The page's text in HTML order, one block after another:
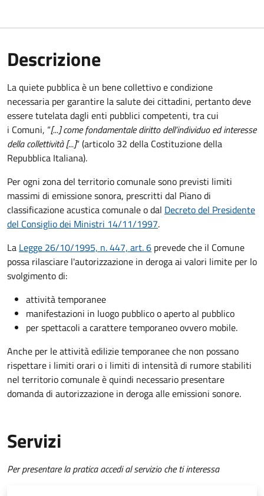
Descrizione
La quiete pubblica è un bene collettivo e condizione
necessaria per garantire la salute dei cittadini, pertanto deve
essere tutelata dagli enti pubblici competenti, tra cui
i Comuni, “[...] come fondamentale diritto dell’individuo ed interesse
della collettività [...]“ (articolo 32 della Costituzione della
Repubblica Italiana).
Per ogni zona del territorio comunale sono previsti limiti
massimi di emissione sonora, prescritti dal Piano di
classificazione acustica comunale o dal Decreto del Presidente
del Consiglio dei Ministri 14/11/1997.
La Legge 26/10/1995, n. 447, art. 6 prevede che il Comune
possa rilasciare l'autorizzazione in deroga ai valori limite per lo
svolgimento di:
attività temporanee
manifestazioni in luogo pubblico o aperto al pubblico
per spettacoli a carattere temporaneo ovvero mobile.
Anche per le attività edilizie temporanee che non possano
rispettare i limiti orari o i limiti di intensità di rumore stabiliti
nel territorio comunale è quindi necessario presentare
domanda di autorizzazione in deroga alle emissioni sonore.
Servizi
Per presentare la pratica accedi al servizio che ti interessa